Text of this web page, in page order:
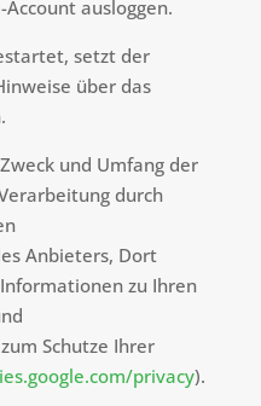
ausloggen.
setzt der
über das
und Umfang der
durch
Anbieters, Dort
zu Ihren
Schutze Ihrer
privacy).